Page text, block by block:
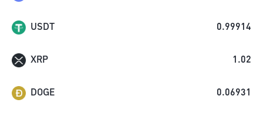
USDT 0.99914
XRP 1.02
DOGE 0.06931